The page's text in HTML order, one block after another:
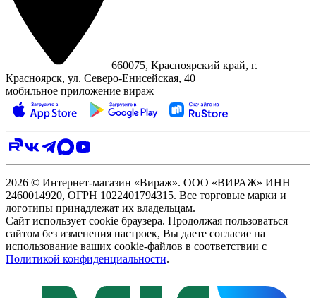
660075, Красноярский край, г.
Красноярск, ул. Северо‑Енисейская, 40
мобильное приложение вираж
2026 © Интернет-магазин «Вираж». ООО «ВИРАЖ» ИНН
2460014920, ОГРН 1022401794315. Все торговые марки и
логотипы принадлежат их владельцам.
Сайт использует cookie браузера. Продолжая пользоваться
сайтом без изменения настроек, Вы даете согласие на
использование ваших cookie-файлов в соответствии с
Политикой конфиденциальности.